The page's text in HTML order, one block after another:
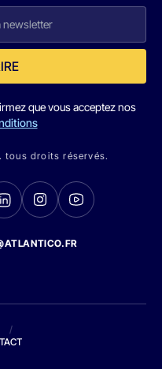
que vous acceptez nos
tous droits réservés.
/